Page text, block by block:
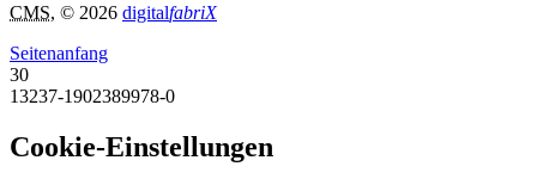
CMS, © 2026 digitalfabriX
Seitenanfang
30
13237-1902389978-0
Cookie-Einstellungen